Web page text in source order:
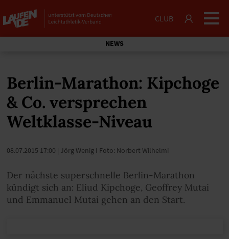
CLUB
NEWS
Berlin-Marathon: Kipchoge
& Co. versprechen
Weltklasse-Niveau
08.07.2015 17:00 | Jörg Wenig I Foto: Norbert Wilhelmi
Der nächste superschnelle Berlin-Marathon
kündigt sich an: Eliud Kipchoge, Geoffrey Mutai
und Emmanuel Mutai gehen an den Start.